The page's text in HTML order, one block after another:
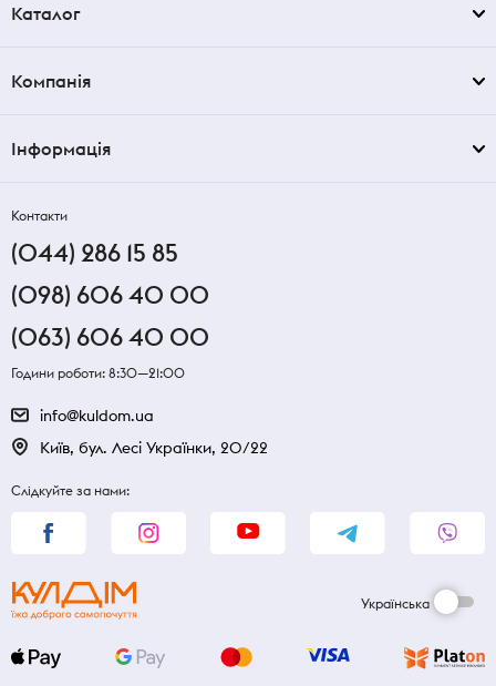
Каталог
Компанія
Інформація
Контакти
(044) 286 15 85
(098) 606 40 00
(063) 606 40 00
Години роботи: 8:30—21:00
info@kuldom.ua
Київ, бул. Лесі Українки, 20/22
Слідкуйте за нами:
Українська